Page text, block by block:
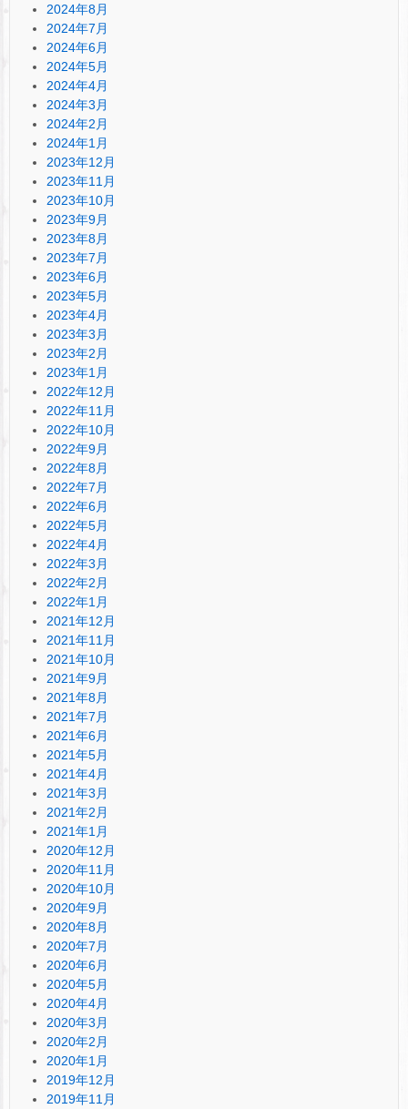
2024年8月
2024年7月
2024年6月
2024年5月
2024年4月
2024年3月
2024年2月
2024年1月
2023年12月
2023年11月
2023年10月
2023年9月
2023年8月
2023年7月
2023年6月
2023年5月
2023年4月
2023年3月
2023年2月
2023年1月
2022年12月
2022年11月
2022年10月
2022年9月
2022年8月
2022年7月
2022年6月
2022年5月
2022年4月
2022年3月
2022年2月
2022年1月
2021年12月
2021年11月
2021年10月
2021年9月
2021年8月
2021年7月
2021年6月
2021年5月
2021年4月
2021年3月
2021年2月
2021年1月
2020年12月
2020年11月
2020年10月
2020年9月
2020年8月
2020年7月
2020年6月
2020年5月
2020年4月
2020年3月
2020年2月
2020年1月
2019年12月
2019年11月